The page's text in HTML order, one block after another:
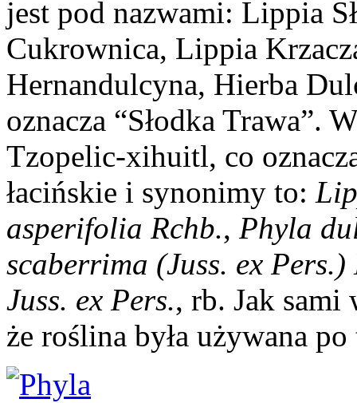
jest pod nazwami: Lippia
Cukrownica, Lippia
Hernandulcyna, Hierba
oznacza “Słodka Trawa”.
Tzopelic-xihuitl, co
łacińskie i synonimy to:
asperifolia Rchb., Phyla
scaberrima (Juss. ex Pers.)
Juss. ex Pers., rb. Jak sami
że roślina była używana